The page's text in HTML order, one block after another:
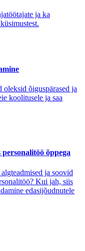
ja ka
õiguspärased ja
koolitusele ja saa
õppega
ja soovid
Kui jah, siis
edasijõudnutele